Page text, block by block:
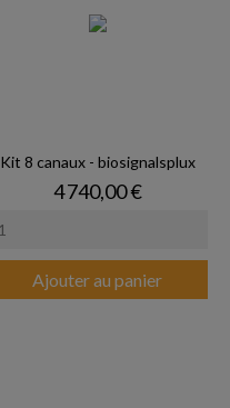
Kit 8 canaux - biosignalsplux
Prix
4 740,00 €
Ajouter au panier